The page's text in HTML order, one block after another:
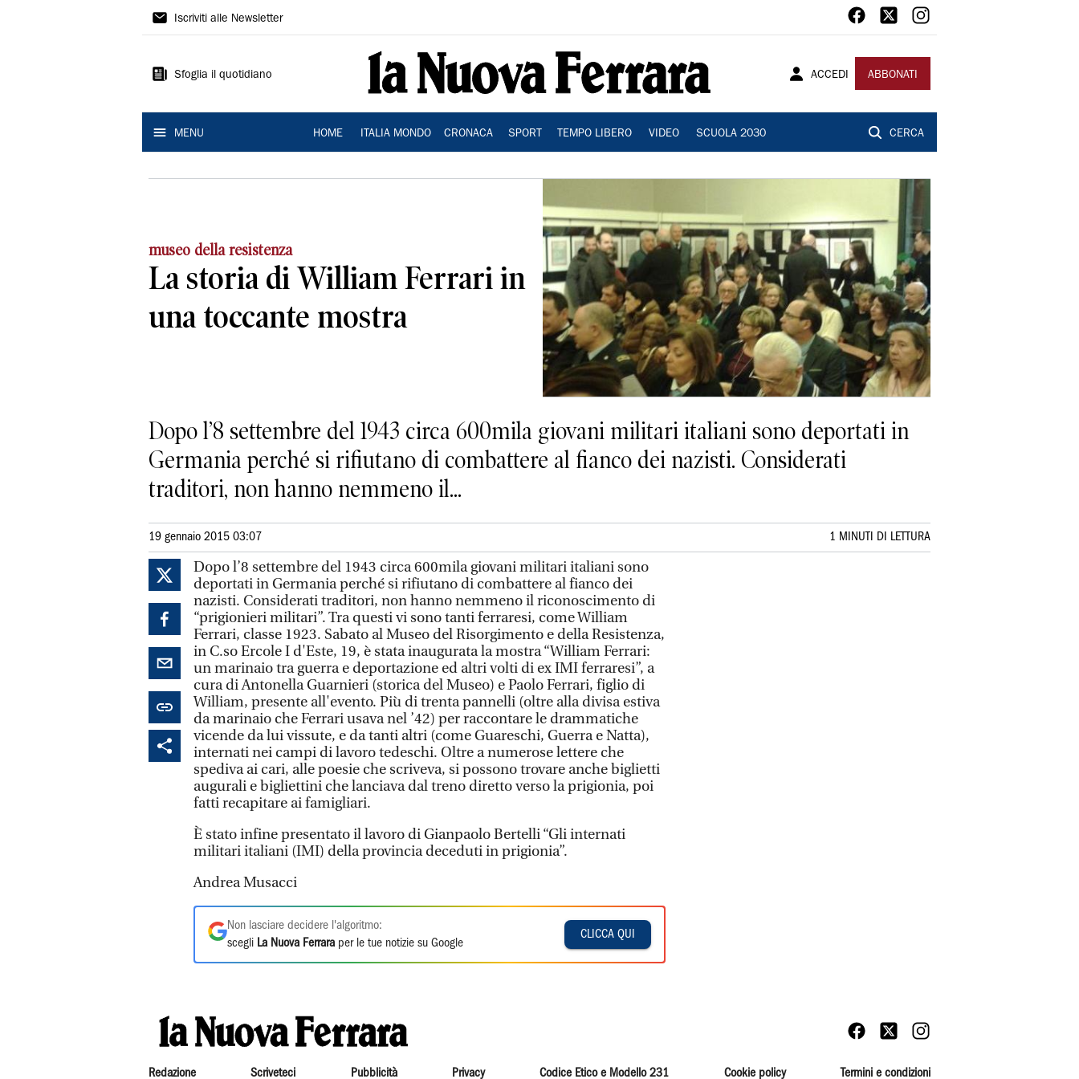
La
Ferrara
Iscriviti alle Newsletter
Sfoglia il quotidiano ACCEDI ABBONATI
MENU HOME ITALIA MONDO CRONACA SPORT TEMPO LIBERO VIDEO SCUOLA 2030 CERCA
museo della resistenza
La storia di William Ferrari in
una toccante mostra
Dopo l’8 settembre del 1943 circa 600mila giovani militari italiani sono deportati in
Germania perché si rifiutano di combattere al fianco dei nazisti. Considerati
traditori, non hanno nemmeno il...
19 gennaio 2015 03:07 1 MINUTI DI LETTURA
Dopo l’8 settembre del 1943 circa 600mila giovani militari italiani sono
deportati in Germania perché si rifiutano di combattere al fianco dei
nazisti. Considerati traditori, non hanno nemmeno il riconoscimento di
“prigionieri militari”. Tra questi vi sono tanti ferraresi, come William
Ferrari, classe 1923. Sabato al Museo del Risorgimento e della Resistenza,
in C.so Ercole I d'Este, 19, è stata inaugurata la mostra “William Ferrari:
un marinaio tra guerra e deportazione ed altri volti di ex IMI ferraresi”, a
cura di Antonella Guarnieri (storica del Museo) e Paolo Ferrari, figlio di
William, presente all'evento. Più di trenta pannelli (oltre alla divisa estiva
da marinaio che Ferrari usava nel ’42) per raccontare le drammatiche
vicende da lui vissute, e da tanti altri (come Guareschi, Guerra e Natta),
internati nei campi di lavoro tedeschi. Oltre a numerose lettere che
spediva ai cari, alle poesie che scriveva, si possono trovare anche biglietti
augurali e bigliettini che lanciava dal treno diretto verso la prigionia, poi
fatti recapitare ai famigliari.
È stato infine presentato il lavoro di Gianpaolo Bertelli “Gli internati
militari italiani (IMI) della provincia deceduti in prigionia”.
Andrea Musacci
Non lasciare decidere l'algoritmo:
scegli La Nuova Ferrara per le tue notizie su Google
CLICCA QUI
Redazione Scriveteci Pubblicità Privacy Codice Etico e Modello 231 Cookie policy Termini e condizioni